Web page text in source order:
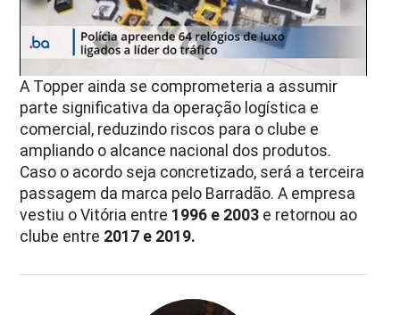
A Topper ainda se comprometeria a assumir
parte significativa da operação logística e
comercial, reduzindo riscos para o clube e
ampliando o alcance nacional dos produtos.
Caso o acordo seja concretizado, será a terceira
passagem da marca pelo Barradão. A empresa
vestiu o Vitória entre 1996 e 2003 e retornou ao
clube entre 2017 e 2019.